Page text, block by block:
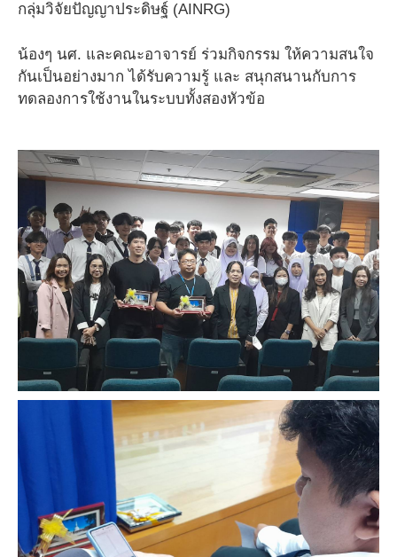
กลุ่มวิจัยปัญญาประดิษฐ์ (AINRG)
น้องๆ นศ. และคณะอาจารย์ ร่วมกิจกรรม ให้ความสนใจ
กันเป็นอย่างมาก ได้รับความรู้ และ สนุกสนานกับการ
ทดลองการใช้งานในระบบทั้งสองหัวข้อ